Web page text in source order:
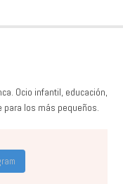
Ocio infantil, educación,
para los más pequeños.